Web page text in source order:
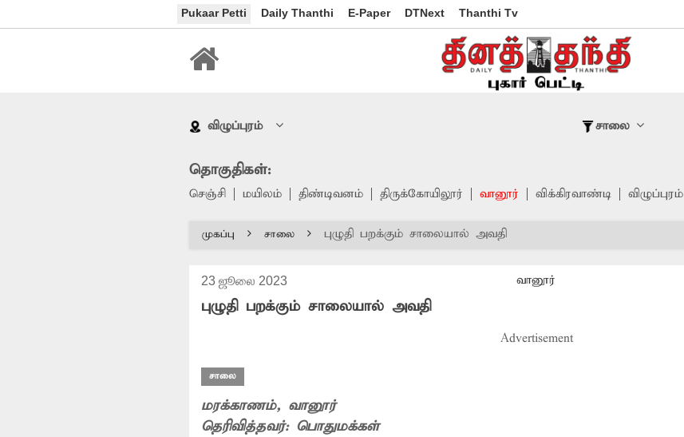
Pukaar Petti Daily Thanthi E-Paper DTNext Thanthi Tv
விழுப்புரம் சாலை
தொகுதிகள்:
செஞ்சி மயிலம் திண்டிவனம் திருக்கோயிலூர் வானூர் விக்கிரவாண்டி விழுப்புரம்
முகப்பு சாலை புழுதி பறக்கும் சாலையால் அவதி
23 ஜூலை 2023 வானூர்
புழுதி பறக்கும் சாலையால் அவதி
Advertisement
சாலை
மரக்காணம், வானூர்
தெரிவித்தவர்: பொதுமக்கள்